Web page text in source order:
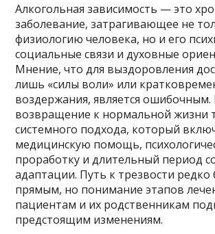
Алкогольная зависимость — это
заболевание, затрагивающее не
физиологию человека, но и его
социальные связи и духовные
Мнение, что для выздоровления
лишь «силы воли» или
воздержания, является
возвращение к нормальной жизни
системного подхода, который
медицинскую помощь,
проработку и длительный период
адаптации. Путь к трезвости редко
прямым, но понимание этапов
пациентам и их родственникам
предстоящим изменениям.